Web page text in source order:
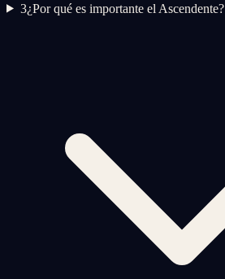
3¿Por qué es importante el Ascendente?